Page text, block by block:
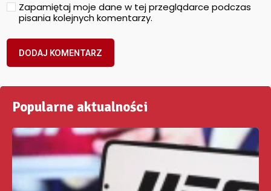
Zapamiętaj moje dane w tej przeglądarce podczas
pisania kolejnych komentarzy.
Popularne aktualności